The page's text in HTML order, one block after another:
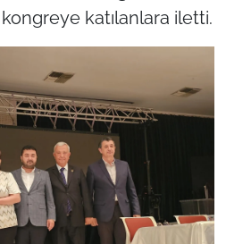
kongreye katılanlara iletti.